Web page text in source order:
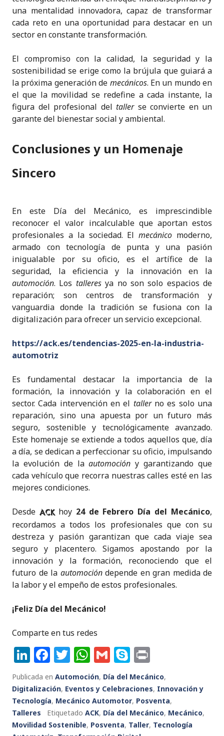
una mentalidad innovadora, capaz de transformar
cada reto en una oportunidad para destacar en un
sector en constante transformación.
El compromiso con la calidad, la seguridad y la
sostenibilidad se erige como la brújula que guiará a
la próxima generación de mecánicos. En un mundo en
el que la movilidad se redefine a cada instante, la
figura del profesional del tallerse convierte en un
garante del bienestar social y ambiental.
Conclusiones y un Homenaje
Sincero
En este Día del Mecánico, es imprescindible
reconocer el valor incalculable que aportan estos
profesionales a la sociedad. Elmecánico moderno,
armado con tecnología de punta y una pasión
inigualable por su oficio, es el artífice de la
seguridad, la eficiencia y la innovación en la
automoción. Los talleresya no son solo espacios de
reparación; son centros de transformación y
vanguardia donde la tradición se fusiona con la
digitalización para ofrecer un servicio excepcional.
https://ack.es/tendencias-2025-en-la-industria-
automotriz
Es fundamental destacar la importancia de la
formación, la innovación y la colaboración en el
sector. Cada intervención en el tallerno es solo una
reparación, sino una apuesta por un futuro más
seguro, sostenible y tecnológicamente avanzado.
Este homenaje se extiende a todos aquellos que, día
a día, se dedican a perfeccionar su oficio, impulsando
la evolución de laautomoción y garantizando que
cada vehículo que recorra nuestras calles esté en las
mejores condiciones.
Desde ACKhoy 24 de Febrero Día del Mecánico,
recordamos a todos los profesionales que con su
destreza y pasión garantizan que cada viaje sea
seguro y placentero. Sigamos apostando por la
innovación y la formación, reconociendo que el
futuro de la automocióndepende en gran medida de
la labor y el empeño de estos profesionales.
¡Feliz Día del Mecánico!
Comparte en tus redes
Li
n
k
e
dI
F
a
c
e
b
T
w
it
te
r
W
h
a
ts
A
G
m
ai
l
S
k
y
p
e
ri
n
t
Publicada en Automoción, Día del Mecánico,
Digitalización, Eventos y Celebraciones, Innovación y
Tecnología, Mecánico Automotor, Posventa,
Talleres
Etiquetado ACK, Día del Mecánico, Mecánico,
Movilidad Sostenible, Posventa, Taller, Tecnología